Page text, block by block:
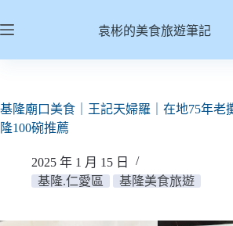
至
容
袁彬的美食旅遊筆記
基隆廟口美食｜王記天婦羅｜在地75年老
隆100碗推薦
2025 年 1 月 15 日
基隆.仁愛區
基隆美食旅遊